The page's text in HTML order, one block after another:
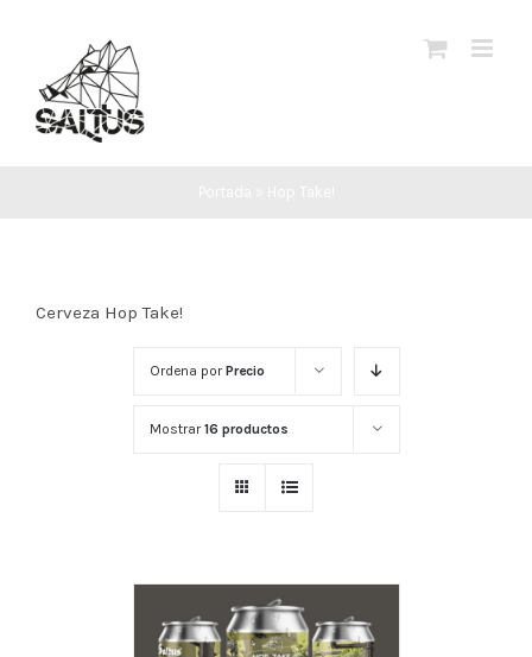
contenido
Cerveza Hop Take!
Ordena porPrecio
Mostrar16 productos